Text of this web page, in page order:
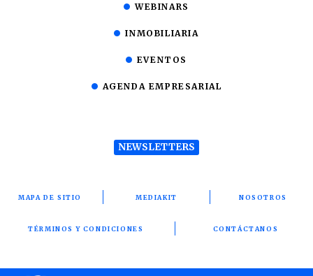
WEBINARS
INMOBILIARIA
EVENTOS
AGENDA EMPRESARIAL
NEWSLETTERS
MAPA DE SITIO MEDIAKIT NOSOTROS
TÉRMINOS Y CONDICIONES CONTÁCTANOS